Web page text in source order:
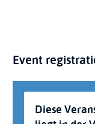
Event
Status
Diese